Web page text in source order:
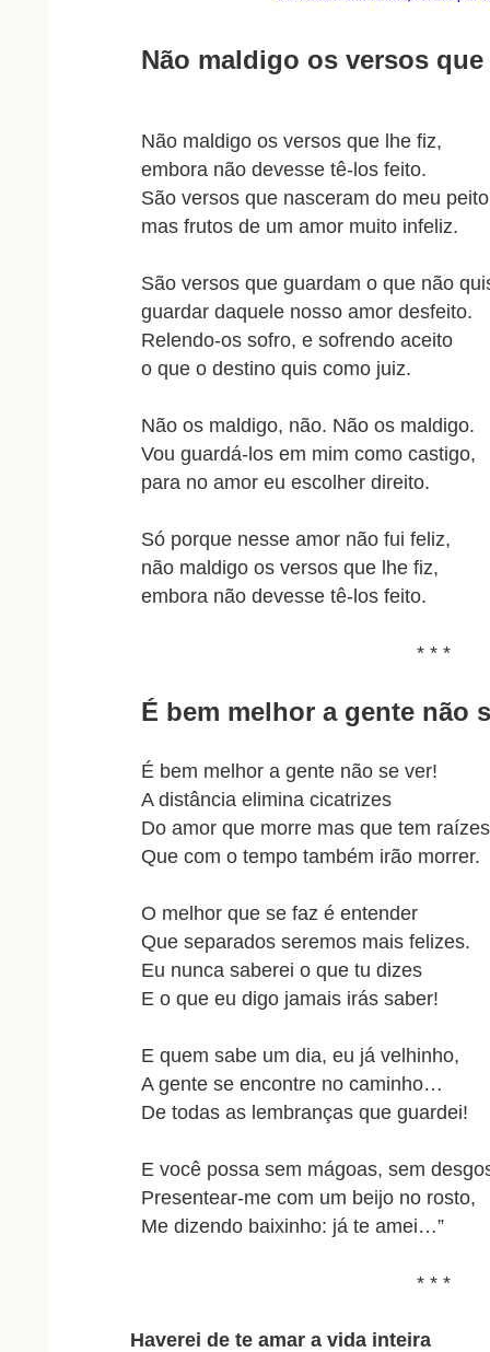
Não maldigo os versos
Não maldigo os versos que lhe fiz,
embora não devesse tê-los feito.
São versos que nasceram do meu
mas frutos de um amor muito infeliz.
São versos que guardam o que não
guardar daquele nosso amor desfeito.
Relendo-os sofro, e sofrendo aceito
o que o destino quis como juiz.
Não os maldigo, não. Não os maldigo.
Vou guardá-los em mim como castigo,
para no amor eu escolher direito.
Só porque nesse amor não fui feliz,
não maldigo os versos que lhe fiz,
embora não devesse tê-los feito.
* * *
É bem melhor a gente não
É bem melhor a gente não se ver!
A distância elimina cicatrizes
Do amor que morre mas que tem raízes
Que com o tempo também irão morrer.
O melhor que se faz é entender
Que separados seremos mais felizes.
Eu nunca saberei o que tu dizes
E o que eu digo jamais irás saber!
E quem sabe um dia, eu já velhinho,
A gente se encontre no caminho…
De todas as lembranças que guardei!
E você possa sem mágoas, sem
Presentear-me com um beijo no rosto,
Me dizendo baixinho: já te amei…”
* * *
Haverei de te amar a vida inteira